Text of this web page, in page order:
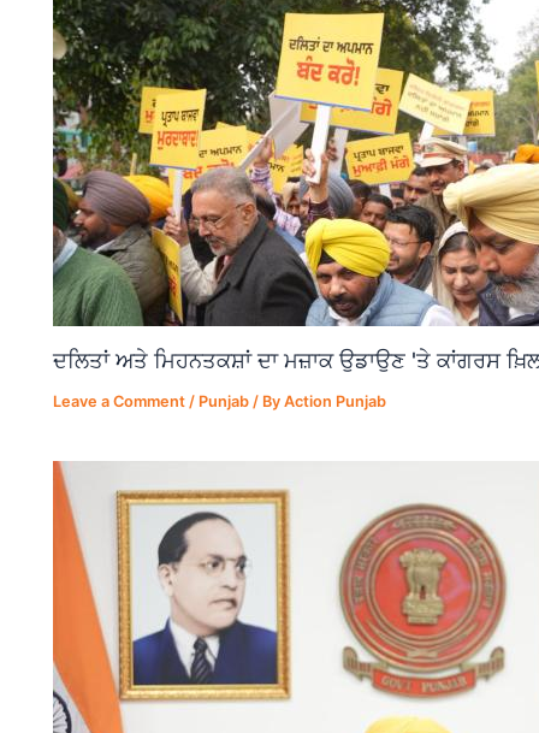
ਦਲਿਤਾਂ ਅਤੇ ਮਿਹਨਤਕਸ਼ਾਂ ਦਾ ਮਜ਼ਾਕ ਉਡਾਉਣ 'ਤੇ ਕਾਂਗਰਸ
Leave a Comment / Punjab / ByAction Punjab